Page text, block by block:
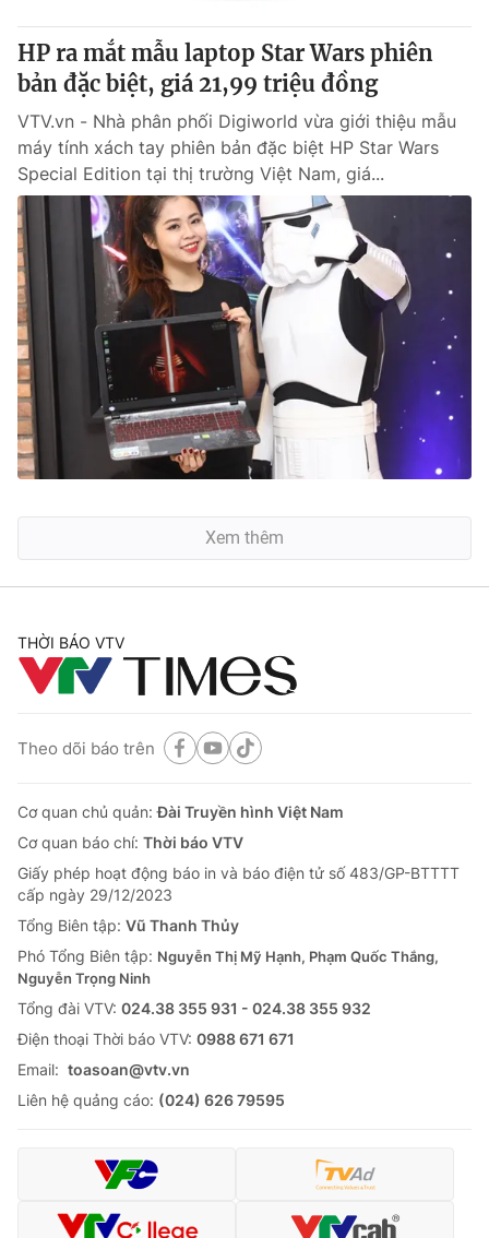
HP ra mắt mẫu laptop Star Wars phiên
bản đặc biệt, giá 21,99 triệu đồng
VTV.vn - Nhà phân phối Digiworld vừa giới thiệu mẫu
máy tính xách tay phiên bản đặc biệt HP Star Wars
Special Edition tại thị trường Việt Nam, giá...
Xem thêm
THỜI BÁO VTV
Theo dõi báo trên
Cơ quan chủ quản:Đài Truyền hình Việt Nam
Cơ quan báo chí: Thời báo VTV
Giấy phép hoạt động báo in và báo điện tử số 483/GP-BTTTT
cấp ngày 29/12/2023
Tổng Biên tập: Vũ Thanh Thủy
Phó Tổng Biên tập: Nguyễn Thị Mỹ Hạnh, Phạm Quốc Thắng,
Nguyễn Trọng Ninh
Tổng đài VTV: 024.38 355 931 - 024.38 355 932
Ðiện thoại Thời báo VTV: 0988 671 671
Email: toasoan@vtv.vn
Liên hệ quảng cáo: (024) 626 79595